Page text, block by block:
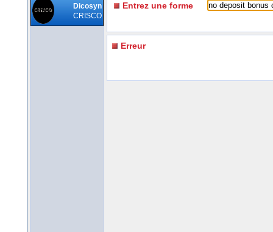
Dicosyn
CRISCO
Entrez une forme
Erreur